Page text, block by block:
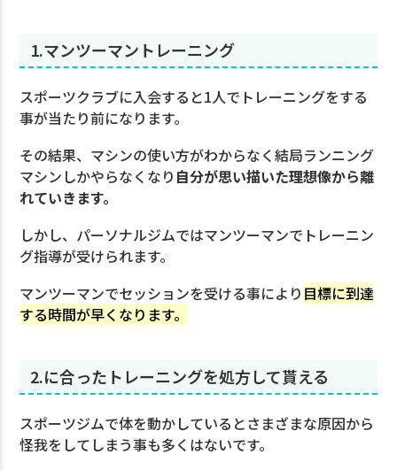
1.マンツーマントレーニング
スポーツクラブに入会すると1人でトレーニングをする
事が当たり前になります。
その結果、マシンの使い方がわからなく結局ランニング
マシンしかやらなくなり 自分が思い描いた理想像から離
れていきます。
しかし、パーソナルジムではマンツーマンでトレーニン
グ指導が受けられます。
マンツーマンでセッションを受ける事により 目標に到達
する時間が早くなります。
2.に合ったトレーニングを処方して貰える
スポーツジムで体を動かしているとさまざまな原因から
怪我をしてしまう事も多くはないです。